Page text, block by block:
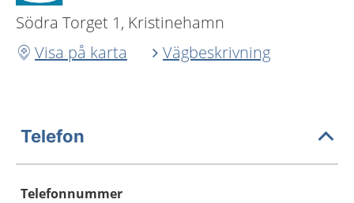
Södra Torget 1, Kristinehamn
Visa på karta
Vägbeskrivning
Telefon
Telefonnummer